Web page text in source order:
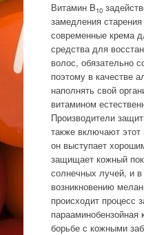
Витамин B10
замедления
современные крема
средства для
волос, обязательно
поэтому в качестве
наполнять свой
витамином
Производители
также включают этот
он выступает
защищает кожный
солнечных лучей, и
возникновению
происходит процесс
парааминобензойная
борьбе с кожными